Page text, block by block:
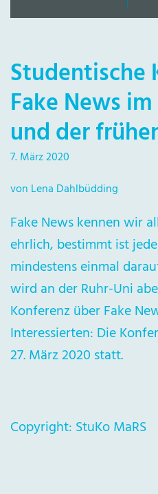
Studentische
Fake News
und der
7. März 2020
von Lena Dahlbüdding
Fake News kennen wir
ehrlich, bestimmt ist
mindestens einmal
wird an der Ruhr-Uni
Konferenz über Fake
Interessierten: Die
27. März 2020 statt.
Copyright: StuKo MaRS